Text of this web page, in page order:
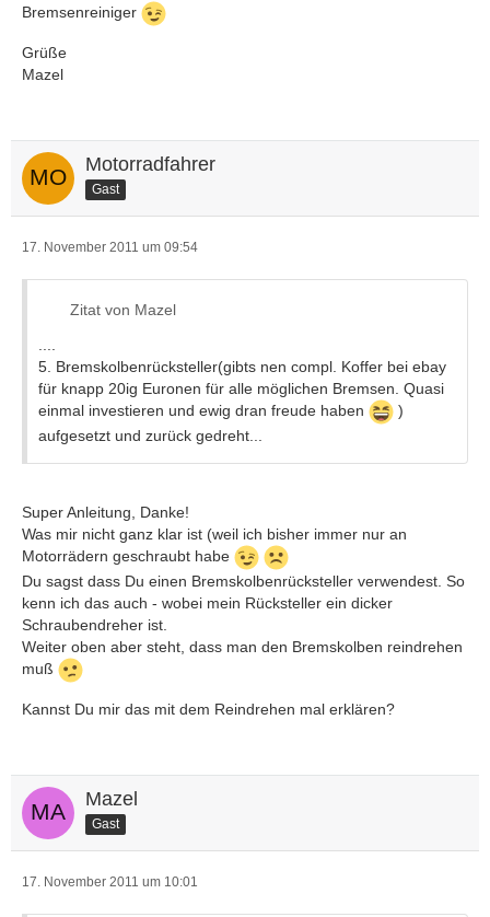
Bremsenreiniger
Grüße
Mazel
Motorradfahrer
Gast
17. November 2011 um 09:54
Zitat von Mazel
5. Bremskolbenrücksteller(gibts nen compl. Koffer bei ebay
für knapp 20ig Euronen für alle möglichen Bremsen. Quasi
einmal investieren und ewig dran freude haben
)
aufgesetzt und zurück gedreht...
Super Anleitung, Danke!
Was mir nicht ganz klar ist (weil ich bisher immer nur an
Motorrädern geschraubt habe
Du sagst dass Du einen Bremskolbenrücksteller verwendest. So
kenn ich das auch - wobei mein Rücksteller ein dicker
Schraubendreher ist.
Weiter oben aber steht, dass man den Bremskolben reindrehen
muß
Kannst Du mir das mit dem Reindrehen mal erklären?
Mazel
Gast
17. November 2011 um 10:01